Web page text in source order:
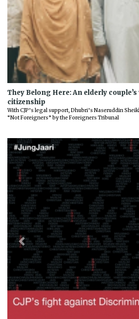
They Belong Here: An elderly
citizenship
With CJP’s legal support, Dhubri’s Naseruddin
“Not Foreigners” by the Foreigners Tribunal
Previous